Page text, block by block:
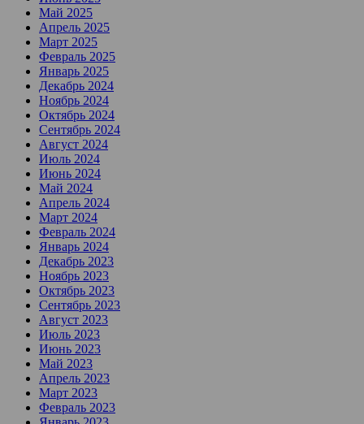
Май 2025
Апрель 2025
Март 2025
Февраль 2025
Январь 2025
Декабрь 2024
Ноябрь 2024
Октябрь 2024
Сентябрь 2024
Август 2024
Июль 2024
Июнь 2024
Май 2024
Апрель 2024
Март 2024
Февраль 2024
Январь 2024
Декабрь 2023
Ноябрь 2023
Октябрь 2023
Сентябрь 2023
Август 2023
Июль 2023
Июнь 2023
Май 2023
Апрель 2023
Март 2023
Февраль 2023